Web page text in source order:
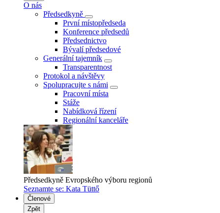
O nás
Předsedkyně
První místopředseda
Konference předsedů
Předsednictvo
Bývalí předsedové
Generální tajemník
Transparentnost
Protokol a návštěvy
Spolupracujte s námi
Pracovní místa
Stáže
Nabídková řízení
Regionální kanceláře
Předsedkyně Evropského výboru regionů
Seznamte se: Kata Tüttő
Členové
Zpět